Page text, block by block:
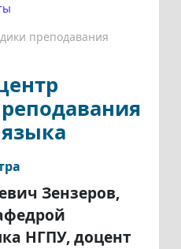
преподавания
Зензеров,
НГПУ, доцент